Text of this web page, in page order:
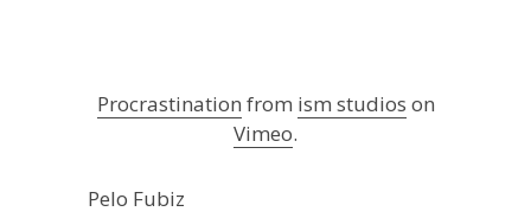
Procrastination from ism studios on
Vimeo.
Pelo Fubiz